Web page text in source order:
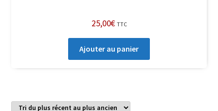
25,00€ TTC
Ajouter au panier